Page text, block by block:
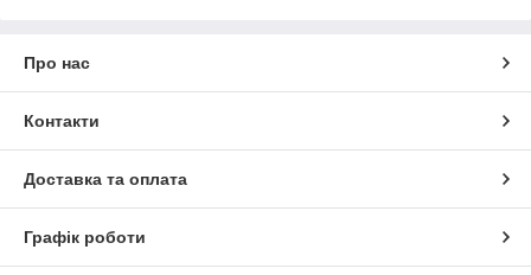
Про нас
Контакти
Доставка та оплата
Графік роботи